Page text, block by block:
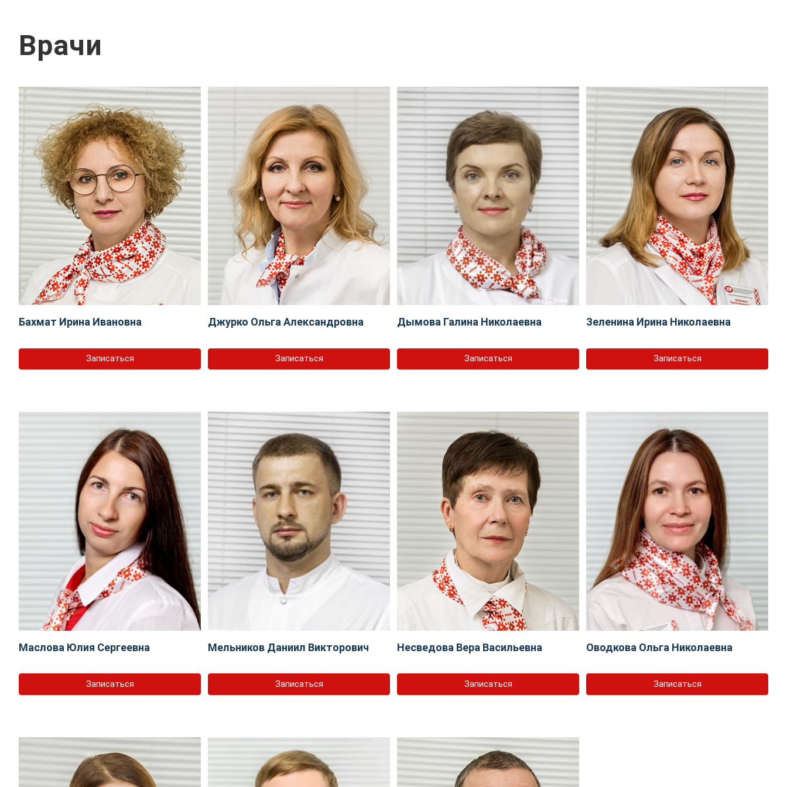
Врачи
Бахмат Ирина Ивановна
Записаться
Джурко Ольга Александровна
Записаться
Дымова Галина Николаевна
Записаться
Зеленина Ирина Николаевна
Записаться
Маслова Юлия Сергеевна
Записаться
Мельников Даниил Викторович
Записаться
Несведова Вера Васильевна
Записаться
Оводкова Ольга Николаевна
Записаться